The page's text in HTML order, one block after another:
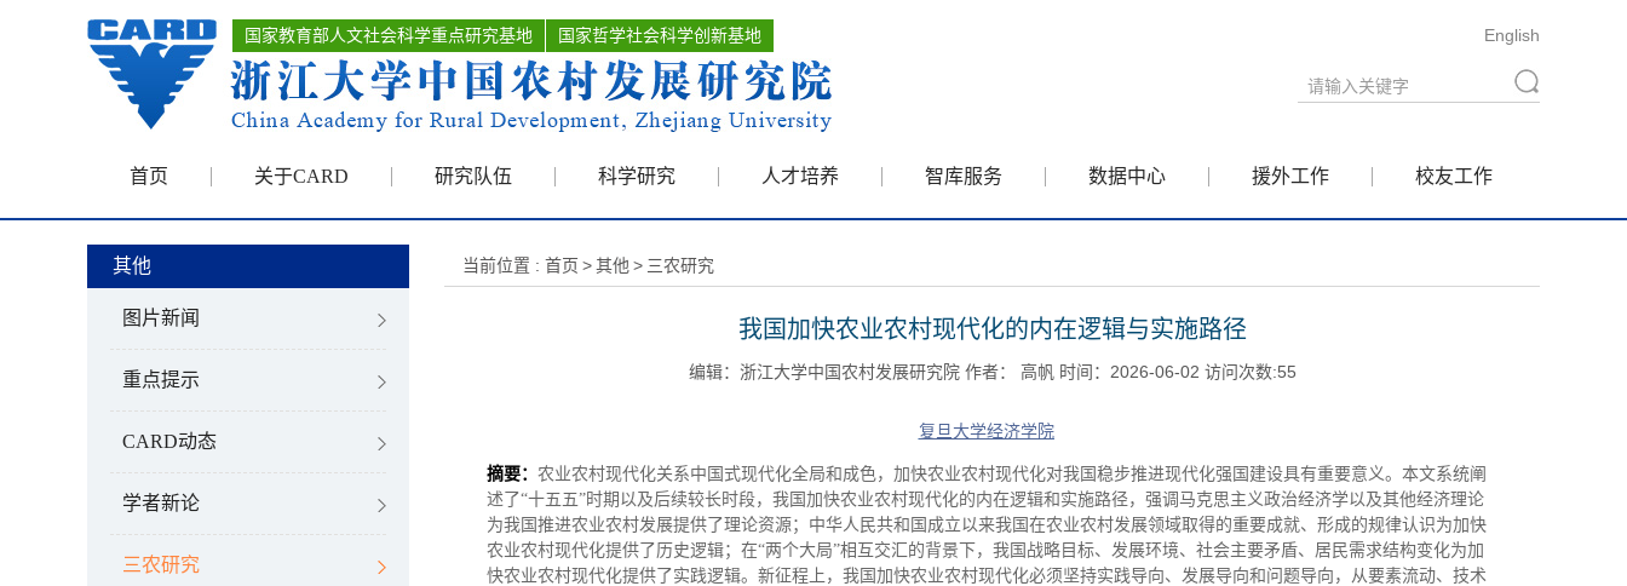
国家教育部人文社会科学重点研究基地 国家哲学社会科学创新基地 English
首页 关于CARD 研究队伍 科学研究 人才培养 智库服务 数据中心 援外工作 校友工作
其他
图片新闻
重点提示
CARD动态
学者新论
三农研究
当前位置 : 首页 >其他 > 三农研究
我国加快农业农村现代化的内在逻辑与实施路径
编辑：浙江大学中国农村发展研究院 作者： 高帆 时间：2026-06-02 访问次数:55
复旦大学经济学院
摘要： 农业农村现代化关系中国式现代化全局和成色，加快农业农村现代化对我国稳步推进现代化强国建设具有重要意义。本文系统阐
述了“十五五”时期以及后续较长时段，我国加快农业农村现代化的内在逻辑和实施路径，强调马克思主义政治经济学以及其他经济理论
为我国推进农业农村发展提供了理论资源；中华人民共和国成立以来我国在农业农村发展领域取得的重要成就、形成的规律认识为加快
农业农村现代化提供了历史逻辑；在“两个大局”相互交汇的背景下，我国战略目标、发展环境、社会主要矛盾、居民需求结构变化为加
快农业农村现代化提供了实践逻辑。新征程上，我国加快农业农村现代化必须坚持实践导向、发展导向和问题导向，从要素流动、技术